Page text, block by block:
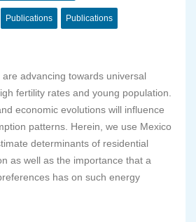
Publications Publications
advancing towards universal
fertility rates and young population.
economic evolutions will influence
patterns. Herein, we use Mexico
determinants of residential
as well as the importance that a
has on such energy